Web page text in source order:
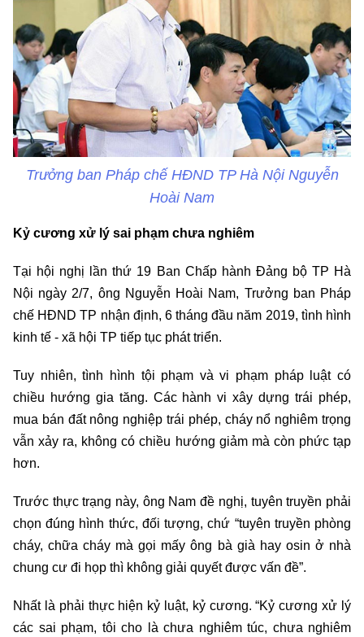
Trưởng ban Pháp chế HĐND TP Hà Nội Nguyễn
Hoài Nam
Kỷ cương xử lý sai phạm chưa nghiêm
Tại hội nghị lần thứ 19 Ban Chấp hành Đảng bộ TP Hà
Nội ngày 2/7, ông Nguyễn Hoài Nam, Trưởng ban Pháp
chế HĐND TP nhận định, 6 tháng đầu năm 2019, tình hình
kinh tế - xã hội TP tiếp tục phát triển.
Tuy nhiên, tình hình tội phạm và vi phạm pháp luật có
chiều hướng gia tăng. Các hành vi xây dựng trái phép,
mua bán đất nông nghiệp trái phép, cháy nổ nghiêm trọng
vẫn xảy ra, không có chiều hướng giảm mà còn phức tạp
hơn.
Trước thực trạng này, ông Nam đề nghị, tuyên truyền phải
chọn đúng hình thức, đối tượng, chứ “tuyên truyền phòng
cháy, chữa cháy mà gọi mấy ông bà già hay osin ở nhà
chung cư đi họp thì không giải quyết được vấn đề”.
Nhất là phải thực hiện kỷ luật, kỷ cương. “Kỷ cương xử lý
các sai phạm, tôi cho là chưa nghiêm túc, chưa nghiêm